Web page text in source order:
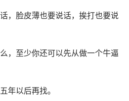
，脸皮薄也要说话，挨打也要说
，至少你还可以先从做一个牛逼
年以后再找。